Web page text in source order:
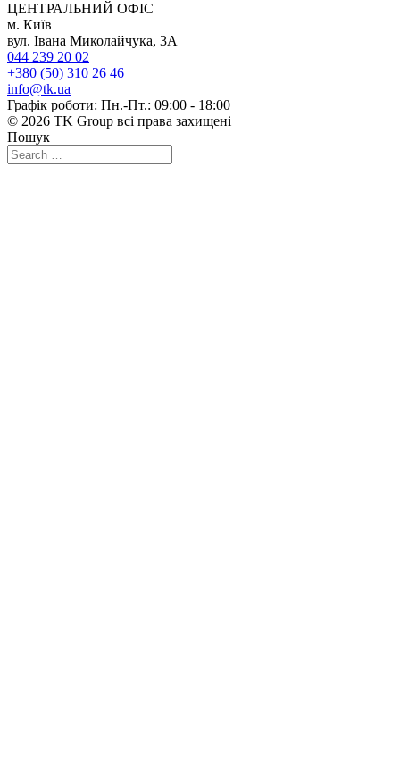
ЦЕНТРАЛЬНИЙ ОФІС
м. Київ
вул. Івана Миколайчука, 3А
044 239 20 02
+380 (50) 310 26 46
info@tk.ua
Графік роботи: Пн.-Пт.: 09:00 - 18:00
© 2026 TK Group всі права захищені
Пошук